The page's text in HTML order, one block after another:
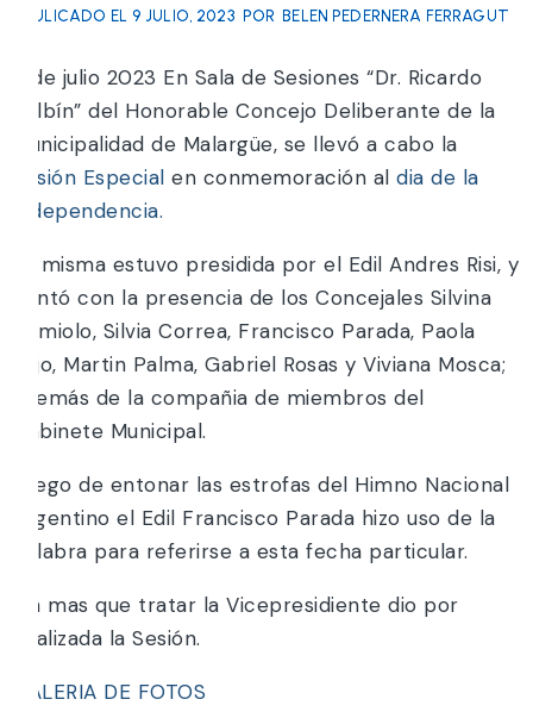
PULICADO EL 9 JULIO, 2023 POR BELEN PEDERNERA FERRAGUT
9 de julio 2023 En Sala de Sesiones “Dr. Ricardo
Balbín” del Honorable Concejo Deliberante de la
Municipalidad de Malargüe, se llevó a cabo la
Sesión Especial en conmemoración al dia de la
Independencia.
La misma estuvo presidida por el Edil Andres Risi, y
contó con la presencia de los Concejales Silvina
Camiolo, Silvia Correa, Francisco Parada, Paola
Rojo, Martin Palma, Gabriel Rosas y Viviana Mosca;
además de la compañia de miembros del
Gabinete Municipal.
Luego de entonar las estrofas del Himno Nacional
Argentino el Edil Francisco Parada hizo uso de la
palabra para referirse a esta fecha particular.
Sin mas que tratar la Vicepresidiente dio por
finalizada la Sesión.
GALERIA DE FOTOS